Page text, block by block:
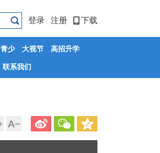
登录 注册 下载
青少 大视节
高招升学
联系我们